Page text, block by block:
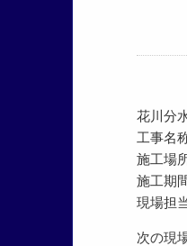
花川分
工事名
施工場
施工期
現場担
次の現